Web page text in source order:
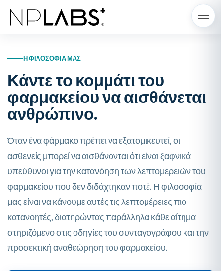
Η ΦΙΛΟΣΟΦΊΑ ΜΑΣ
Κάντε το κομμάτι του
φαρμακείου να αισθάνεται
ανθρώπινο.
Όταν ένα φάρμακο πρέπει να εξατομικευτεί, οι
ασθενείς μπορεί να αισθάνονται ότι είναι ξαφνικά
υπεύθυνοι για την κατανόηση των λεπτομερειών του
φαρμακείου που δεν διδάχτηκαν ποτέ. Η φιλοσοφία
μας είναι να κάνουμε αυτές τις λεπτομέρειες πιο
κατανοητές, διατηρώντας παράλληλα κάθε αίτημα
στηριζόμενο στις οδηγίες του συνταγογράφου και την
προσεκτική αναθεώρηση του φαρμακείου.